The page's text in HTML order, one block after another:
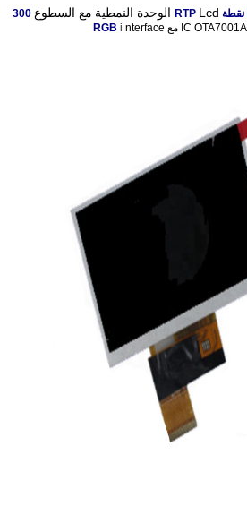
Lcd الوحدة النمطية مع السطوع 300
مع RGB i nterface